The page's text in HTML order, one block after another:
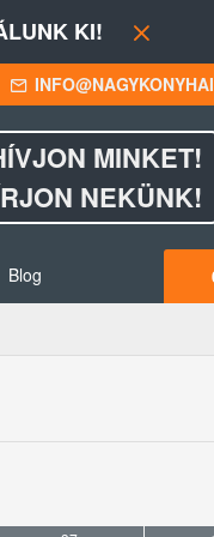
KI!
MINKET!
NEKÜNK!
Blog